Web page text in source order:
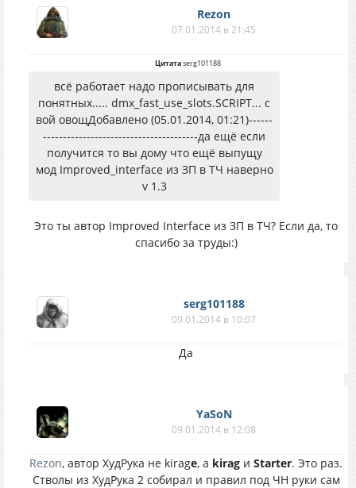
Rezon
07.01.2014 в 21:45
Цитатаserg101188
всё работает надо прописывать для
понятных..... dmx_fast_use_slots.SCRIPT... с
вой овощДобавлено (05.01.2014, 01:21)------
---------------------------------------да ещё если
получится то вы дому что ещё выпущу
мод Improved_interface из ЗП в ТЧ наверно
v 1.3
Это ты автор Improved Interface из ЗП в ТЧ? Если да, то
спасибо за труды:)
serg101188
09.01.2014 в 10:07
Да
YaSoN
09.01.2014 в 12:08
Rezon, автор ХудРука не kirage, а kirag и Starter. Это раз.
Стволы из ХудРука 2 собирал и правил под ЧН руки сам